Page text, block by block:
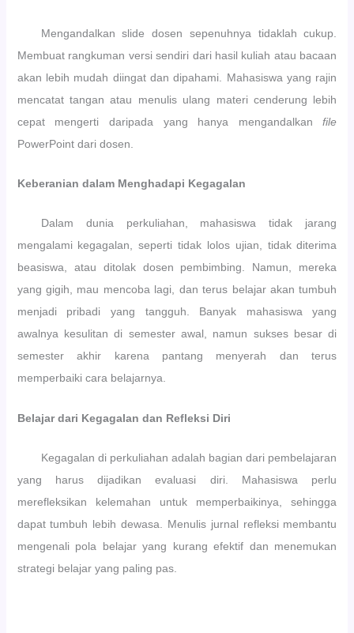
Mengandalkan slide dosen sepenuhnya tidaklah cukup.
Membuat rangkuman versi sendiri dari hasil kuliah atau bacaan
akan lebih mudah diingat dan dipahami. Mahasiswa yang rajin
mencatat tangan atau menulis ulang materi cenderung lebih
cepat mengerti daripada yang hanya mengandalkanfile
PowerPoint dari dosen.
Keberanian dalam Menghadapi Kegagalan
Dalam dunia perkuliahan, mahasiswa tidak jarang
mengalami kegagalan, seperti tidak lolos ujian, tidak diterima
beasiswa, atau ditolak dosen pembimbing. Namun, mereka
yang gigih, mau mencoba lagi, dan terus belajar akan tumbuh
menjadi pribadi yang tangguh. Banyak mahasiswa yang
awalnya kesulitan di semester awal, namun sukses besar di
semester akhir karena pantang menyerah dan terus
memperbaiki cara belajarnya.
Belajar dari Kegagalan dan Refleksi Diri
Kegagalan di perkuliahan adalah bagian dari pembelajaran
yang harus dijadikan evaluasi diri. Mahasiswa perlu
merefleksikan kelemahan untuk memperbaikinya, sehingga
dapat tumbuh lebih dewasa. Menulis jurnal refleksi membantu
mengenali pola belajar yang kurang efektif dan menemukan
strategi belajar yang paling pas.